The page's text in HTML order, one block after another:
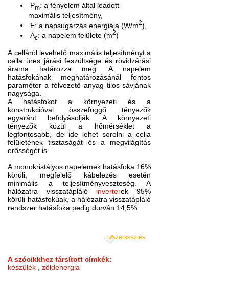
Pm: a fényelem által leadott
maximális teljesítmény,
E: a napsugárzás energiája (W/m2),
Ac: a napelem felülete (m2)
A celláról levehető maximális teljesítményt a
cella üres járási feszültsége és rövidzárási
árama határozza meg. A napelem
hatásfokának meghatározásánál fontos
paraméter a félvezető anyag tilos sávjának
nagysága.
A hatásfokot a környezeti és a
konstrukcióval összefüggő tényezők
egyaránt befolyásolják. A környezeti
tényezők közül a hőmérséklet a
legfontosabb, de ide lehet sorolni a cella
felületének tisztaságát és a megvilágítás
erősségét is.
A monokristályos napelemek hatásfoka 16%
körüli, megfelelő kábelezés esetén
minimális a teljesítményveszteség. A
hálózatra visszatápláló inverterek 95%
körüli hatásfokúak, a hálózatra visszatápláló
rendszer hatásfoka pedig durván 14,5%.
szerkesztés
A szócikkhez társított címkék:
készülék ,zöldenergia